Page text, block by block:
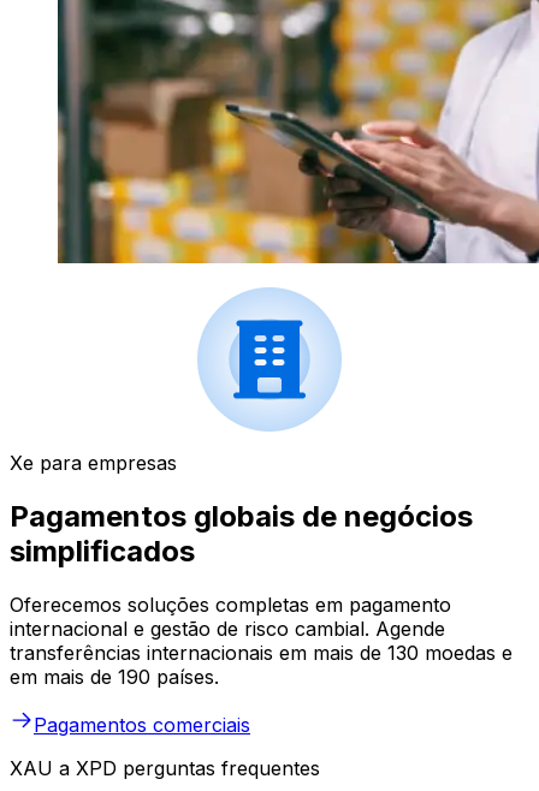
Xe para empresas
Pagamentos globais de negócios
simplificados
Oferecemos soluções completas em pagamento
internacional e gestão de risco cambial. Agende
transferências internacionais em mais de 130 moedas e
em mais de 190 países.
Pagamentos comerciais
XAU a XPD perguntas frequentes